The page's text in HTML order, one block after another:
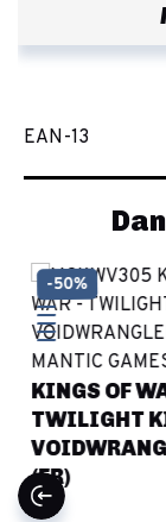
EAN-13
KINGS OF
TWILIGHT
(FR)
-50%